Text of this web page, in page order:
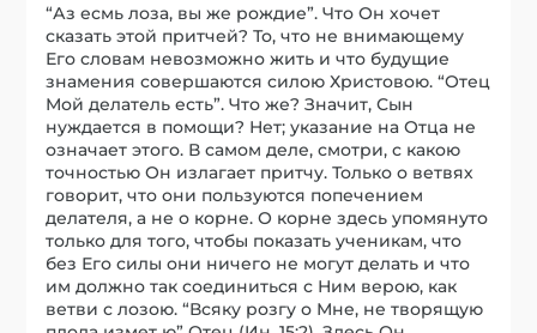
“Аз есмь лоза, вы же рождие”. Что Он хочет
сказать этой притчей? То, что не внимающему
Его словам невозможно жить и что будущие
знамения совершаются силою Христовою. “Отец
Мой делатель есть”. Что же? Значит, Сын
нуждается в помощи? Нет; указание на Отца не
означает этого. В самом деле, смотри, с какою
точностью Он излагает притчу. Только о ветвях
говорит, что они пользуются попечением
делателя, а не о корне. О корне здесь упомянуто
только для того, чтобы показать ученикам, что
без Его силы они ничего не могут делать и что
им должно так соединиться с Ним верою, как
ветви с лозою. “Всяку розгу о Мне, не творящую